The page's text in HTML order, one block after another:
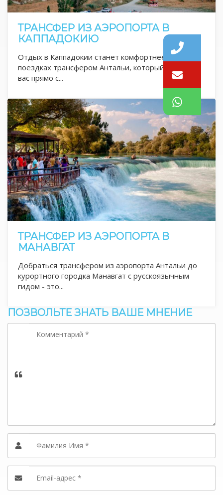
ТРАНСФЕР ИЗ АЭРОПОРТА В
КАППАДОКИЮ
Отдых в Каппадокии станет комфортнее в
поездках трансфером Антальи, который встретит
вас прямо с...
ТРАНСФЕР ИЗ АЭРОПОРТА В
МАНАВГАТ
Добраться трансфером из аэропорта Антальи до
курортного городка Манавгат с русскоязычным
гидом - это...
ПОЗВОЛЬТЕ ЗНАТЬ ВАШЕ МНЕНИЕ